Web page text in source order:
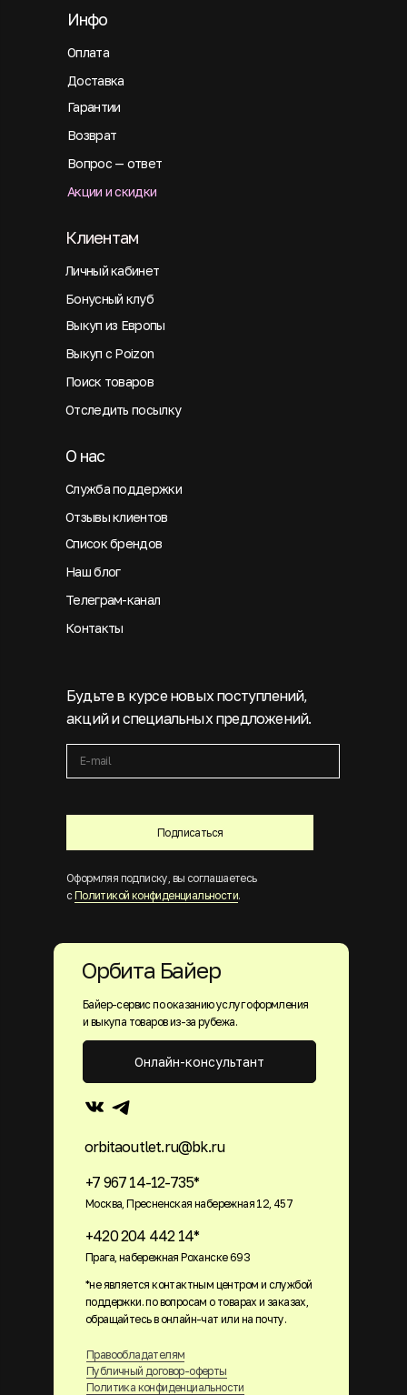
Оплата
Инфо
Подписаться
Будьте в курсе новых поступлений,
акций и специальных предложений.
Оформляя подписку, вы соглашаетесь
с Политикой конфиденциальности.
Доставка
Гарантии
Возврат
Вопрос — ответ
Акции и скидки
Личный кабинет
Клиентам
Бонусный клуб
Выкуп из Европы
Выкуп с Poizon
Поиск товаров
Отследить посылку
Служба поддержки
О нас
Отзывы клиентов
Список брендов
Наш блог
Телеграм-канал
Контакты
Байер-сервис по оказанию услуг оформления
и выкупа товаров из-за рубежа.
+7 967 14-12-735*
Москва, Пресненская набережная 12, 457
+420 204 442 14*
Прага, набережная Роханске 693
orbitaoutlet.ru@bk.ru
Правообладателям
Публичный договор-оферты
Политика конфиденциальности
Онлайн-консультант
Орбита Байер
*не является контактным центром и службой
поддержки. по вопросам о товарах и заказах,
обращайтесь в онлайн-чат или на почту.